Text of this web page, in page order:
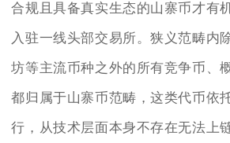
合规且具备真实生态的山寨币才有
入驻一线头部交易所。狭义范畴内
坊等主流币种之外的所有竞争币、
都归属于山寨币范畴，这类代币依
行，从技术层面本身不存在无法上